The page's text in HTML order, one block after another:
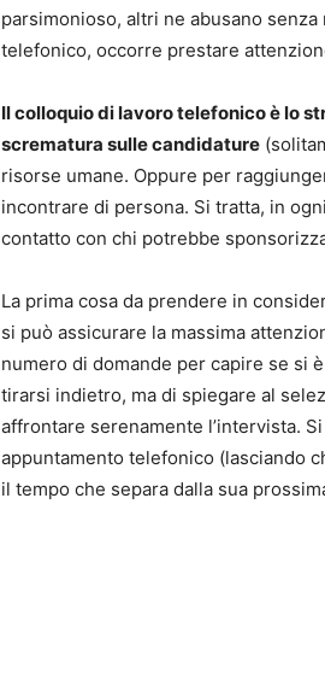
parsimonioso, altri ne abusano
telefonico, occorre prestare
Il colloquio di lavoro telefonico è lo
scrematura sulle candidature
risorse umane. Oppure per
incontrare di persona. Si tratta, in
contatto con chi potrebbe
La prima cosa da prendere in
si può assicurare la massima
numero di domande per capire se si
tirarsi indietro, ma di spiegare al
affrontare serenamente l’intervista.
appuntamento telefonico (lasciando
il tempo che separa dalla sua